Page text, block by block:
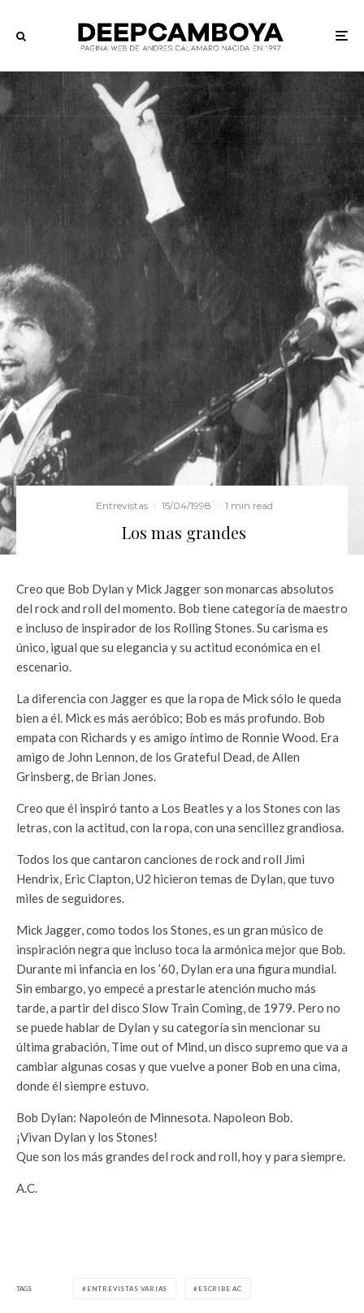
Entrevistas · 15/04/1998 · 1 min read
Los mas grandes
Creo que Bob Dylan y Mick Jagger son monarcas absolutos
del rock and roll del momento. Bob tiene categoría de maestro
e incluso de inspirador de los Rolling Stones. Su carisma es
único, igual que su elegancia y su actitud económica en el
escenario.
La diferencia con Jagger es que la ropa de Mick sólo le queda
bien a él. Mick es más aeróbico; Bob es más profundo. Bob
empata con Richards y es amigo íntimo de Ronnie Wood. Era
amigo de John Lennon, de los Grateful Dead, de Allen
Grinsberg, de Brian Jones.
Creo que él inspiró tanto a Los Beatles y a los Stones con las
letras, con la actitud, con la ropa, con una sencillez grandiosa.
Todos los que cantaron canciones de rock and roll ­Jimi
Hendrix, Eric Clapton, U2­ hicieron temas de Dylan, que tuvo
miles de seguidores.
Mick Jagger, como todos los Stones, es un gran músico de
inspiración negra que incluso toca la armónica mejor que Bob.
Durante mi infancia en los ’60, Dylan era una figura mundial.
Sin embargo, yo empecé a prestarle atención mucho más
tarde, a partir del disco Slow Train Coming, de 1979. Pero no
se puede hablar de Dylan y su categoría sin mencionar su
última grabación, Time out of Mind, un disco supremo que va a
cambiar algunas cosas y que vuelve a poner Bob en una cima,
donde él siempre estuvo.
Bob Dylan: Napoleón de Minnesota. Napoleon Bob.
¡Vivan Dylan y los Stones!
Que son los más grandes del rock and roll, hoy y para siempre.
A.C.
TAGS ENTREVISTAS VARIAS ESCRIBE AC